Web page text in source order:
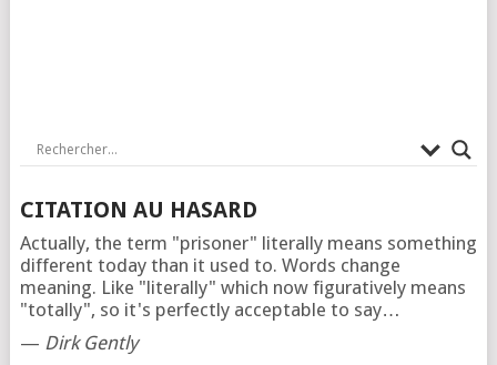
CITATION AU HASARD
Actually, the term "prisoner" literally means something
different today than it used to. Words change
meaning. Like "literally" which now figuratively means
"totally", so it's perfectly acceptable to say…
— Dirk Gently